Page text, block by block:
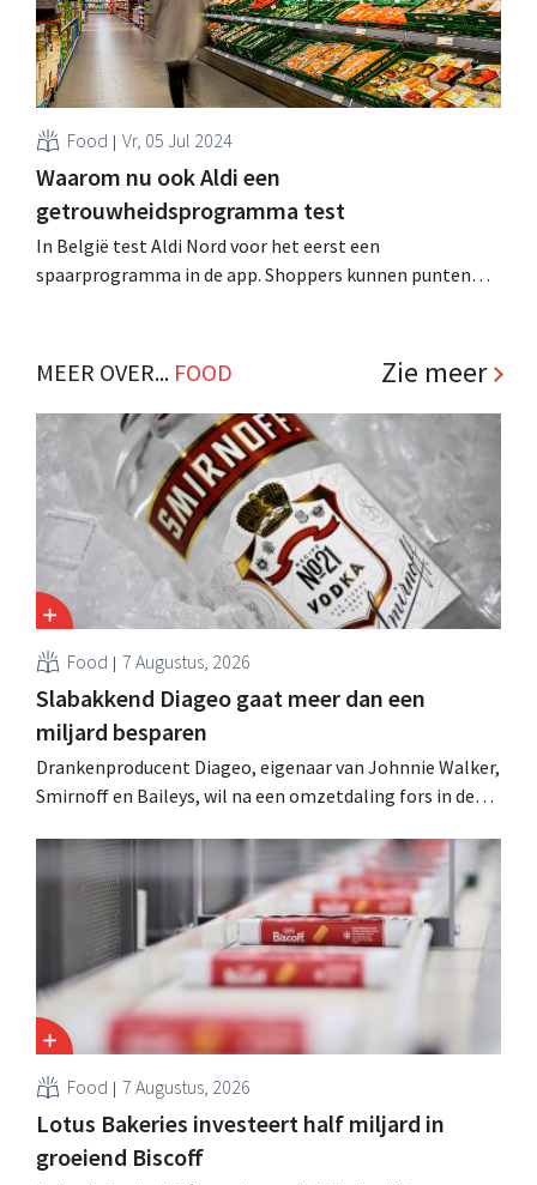
Food Vr, 05 Jul 2024
Waarom nu ook Aldi een
getrouwheidsprogramma test
In België test Aldi Nord voor het eerst een
spaarprogramma in de app. Shoppers kunnen punten
klanten te binden. .
MEER OVER... FOOD Zie meer
Food 7 Augustus, 2026
Slabakkend Diageo gaat meer dan een
miljard besparen
Drankenproducent Diageo, eigenaar van Johnnie Walker,
Smirnoff en Baileys, wil na een omzetdaling fors in de
andere Guiness en voorgemixte cocktails.
Food 7 Augustus, 2026
Lotus Bakeries investeert half miljard in
groeiend Biscoff